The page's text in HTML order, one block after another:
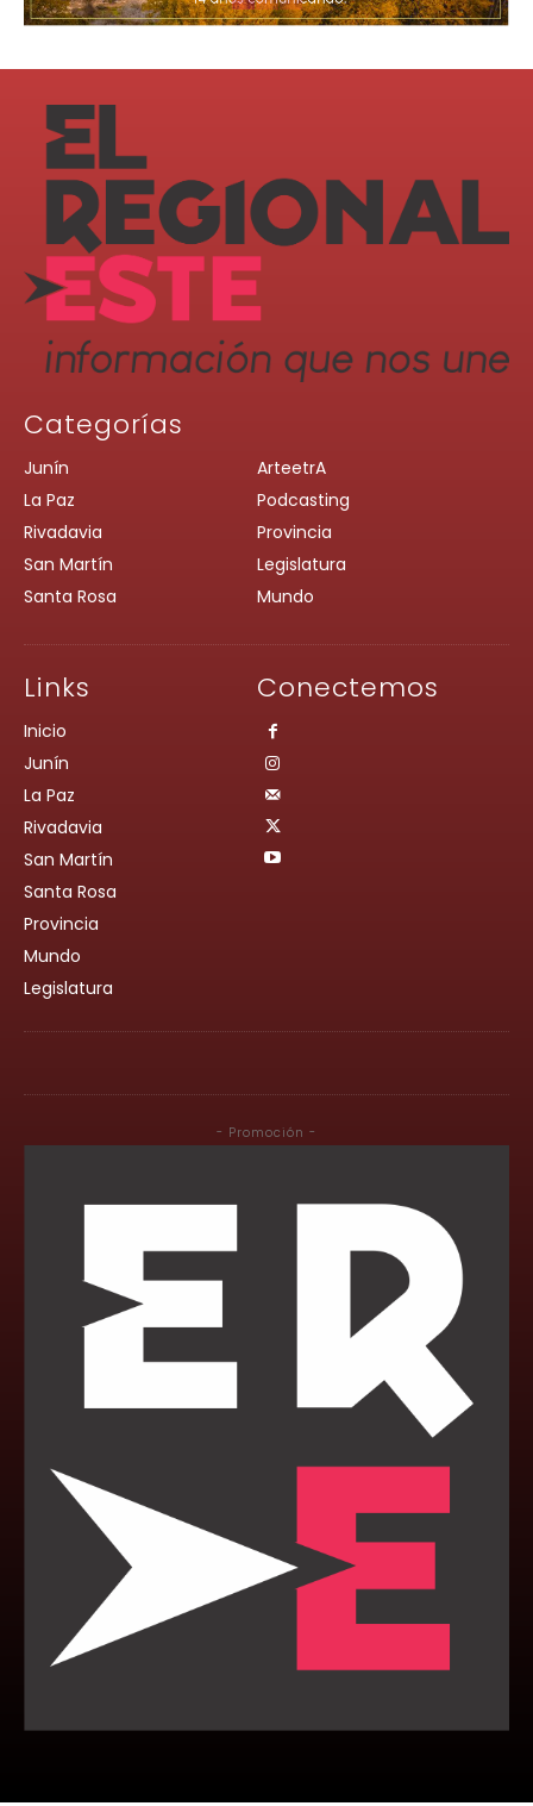
Categorías
Junín
La Paz
Rivadavia
San Martín
Santa Rosa
ArteetrA
Podcasting
Provincia
Legislatura
Mundo
Links
Inicio
Junín
La Paz
Rivadavia
San Martín
Santa Rosa
Provincia
Mundo
Legislatura
Conectemos
- Promoción -